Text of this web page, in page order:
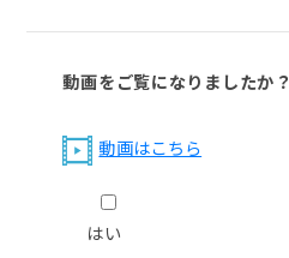
動画をご覧になりましたか？
動画はこちら
はい